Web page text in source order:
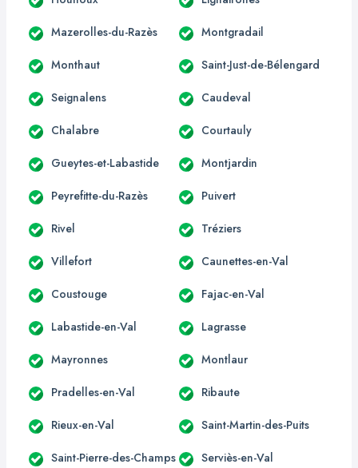
Mazerolles-du-Razès Montgradail
Monthaut Saint-Just-de-Bélengard
Seignalens Caudeval
Chalabre Courtauly
Gueytes-et-Labastide Montjardin
Peyrefitte-du-Razès Puivert
Rivel Tréziers
Villefort Caunettes-en-Val
Coustouge Fajac-en-Val
Labastide-en-Val Lagrasse
Mayronnes Montlaur
Pradelles-en-Val Ribaute
Rieux-en-Val Saint-Martin-des-Puits
Saint-Pierre-des-Champs Serviès-en-Val